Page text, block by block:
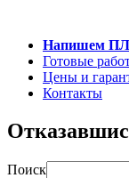
Напишем
Готовые
Цены и
Контакты
Поиск